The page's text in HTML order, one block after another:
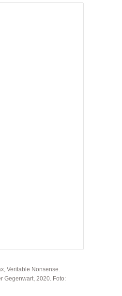
Veritable Nonsense.
Gegenwart, 2020. Foto: